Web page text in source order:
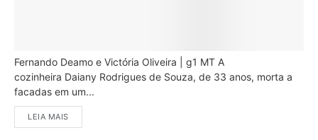
Fernando Deamo e Victória Oliveira | g1 MT A
cozinheira Daiany Rodrigues de Souza, de 33 anos, morta a
facadas em um...
LEIA MAIS